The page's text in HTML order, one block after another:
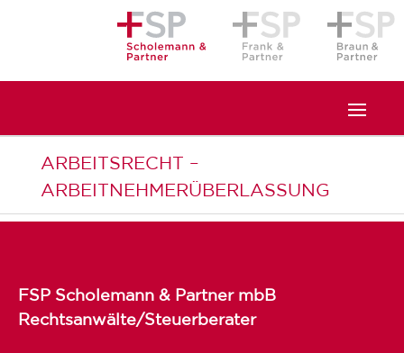
ARBEITSRECHT –
ARBEITNEHMERÜBERLASSUNG
FSP Scholemann & Partner mbB
Rechtsanwälte/Steuerberater